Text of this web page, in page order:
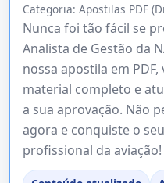
Categoria: Apostilas PDF
Nunca foi tão fácil se
Analista de Gestão da
nossa apostila em
material completo e
a sua aprovação. Não
agora e conquiste o
profissional da aviação!